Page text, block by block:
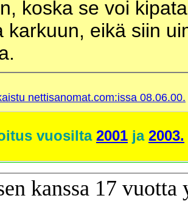
koska se voi
karkuun, eikä siin
nettisanomat.com:issa 08.06.00.
vuosilta 2001 ja 2003.
kanssa 17 vuotta